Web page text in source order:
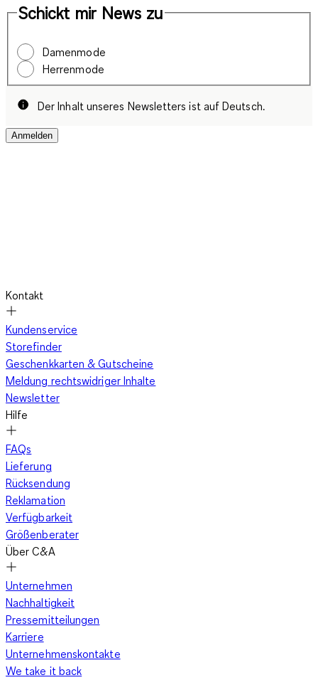
Schickt mir News zu
Damenmode
Herrenmode
Der Inhalt unseres Newsletters ist auf Deutsch.
Anmelden
Kontakt
Kundenservice
Storefinder
Geschenkkarten & Gutscheine
Meldung rechtswidriger Inhalte
Newsletter
Hilfe
FAQs
Lieferung
Rücksendung
Reklamation
Verfügbarkeit
Größenberater
Über C&A
Unternehmen
Nachhaltigkeit
Pressemitteilungen
Karriere
Unternehmenskontakte
We take it back